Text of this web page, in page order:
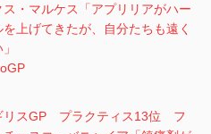
ス・マルケス「アプリリアがハー
を上げてきたが、自分たちも遠く
リスGP プラクティス13位 フ